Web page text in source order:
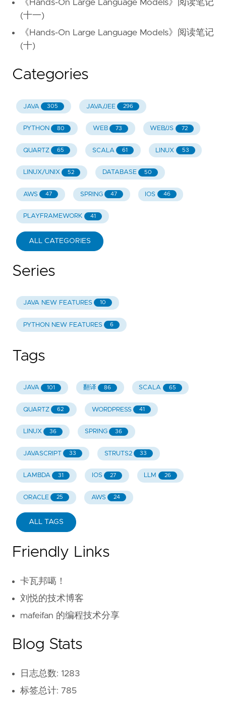
《Hands-On Large Language Models》阅读笔记
(十一)
《Hands-On Large Language Models》阅读笔记
(十)
Categories
JAVA 305 JAVA/JEE 296
PYTHON 80 WEB 73 WEB/JS 72
QUARTZ 65 SCALA 61 LINUX 53
LINUX/UNIX 52 DATABASE 50
AWS 47 SPRING 47 IOS 46
PLAYFRAMEWORK 41
ALL CATEGORIES
Series
JAVA NEW FEATURES 10
PYTHON NEW FEATURES 6
Tags
JAVA 101 翻译 86 SCALA 65
QUARTZ 62 WORDPRESS 41
LINUX 36 SPRING 36
JAVASCRIPT 33 STRUTS2 33
LAMBDA 31 IOS 27 LLM 26
ORACLE 25 AWS 24
ALL TAGS
Friendly Links
卡瓦邦噶！
刘悦的技术博客
mafeifan 的编程技术分享
Blog Stats
日志总数: 1283
标签总计: 785